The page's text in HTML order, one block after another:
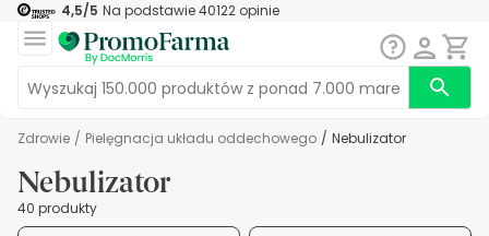
4,5/5 Na podstawie40122 opinie
Zdrowie / Pielęgnacja układu oddechowego / Nebulizator
Nebulizator
40 produkty